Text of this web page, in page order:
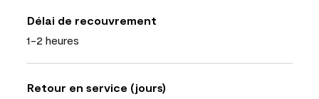
Délai de recouvrement
1-2 heures
Retour en service (jours)